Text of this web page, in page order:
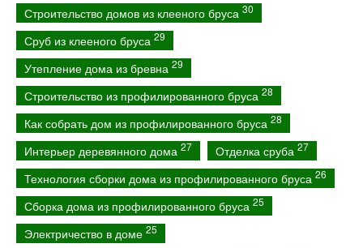
Строительство домов из клееного бруса 30
Сруб из клееного бруса 29
Утепление дома из бревна 29
Строительство из профилированного бруса 28
Как собрать дом из профилированного бруса 28
Интерьер деревянного дома 27 Отделка сруба 27
Технология сборки дома из профилированного бруса 26
Сборка дома из профилированного бруса 25
Электричество в доме 25